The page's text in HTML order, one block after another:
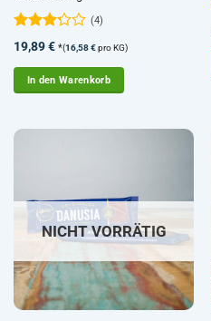
Bewertet
mit
3.25
von 5
(4)
19,89€ *(16,58€pro KG)
In den Warenkorb
NICHT VORRÄTIG